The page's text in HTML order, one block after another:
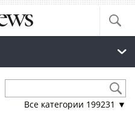
Все категории 199231 ▼